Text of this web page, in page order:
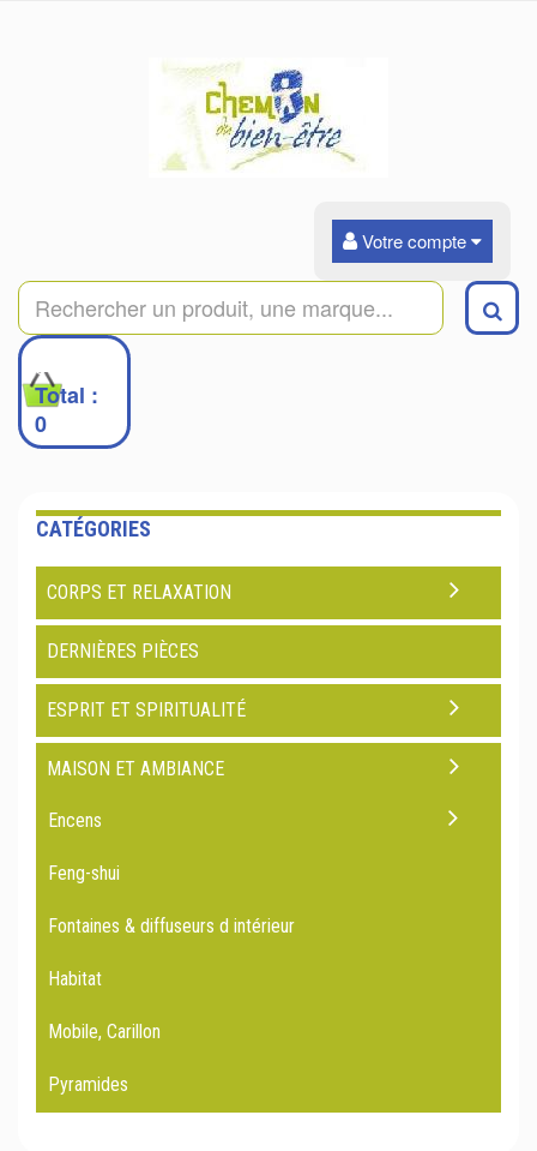
Votre compte
0
Total :
0
CATÉGORIES
CORPS ET RELAXATION
DERNIÈRES PIÈCES
ESPRIT ET SPIRITUALITÉ
MAISON ET AMBIANCE
Encens
Feng-shui
Fontaines & diffuseurs d intérieur
Habitat
Mobile, Carillon
Pyramides